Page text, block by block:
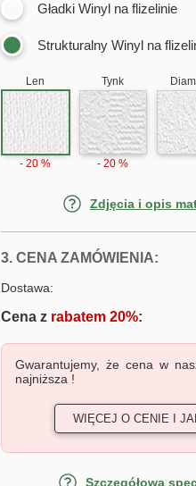
Gładki Winyl na flizelinie
Strukturalny Winyl na
Len
- 20 %
Tynk
- 20 %
Zdjęcia i opis
3. CENA ZAMÓWIENIA:
Dostawa:
Cena zrabatem 20%:
Gwarantujemy, że cena w
najniższa !
WIĘCEJ O CENIE I
Szczegółowa